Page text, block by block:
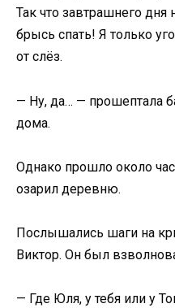
Так что завтрашнего дня
брысь спать! Я только
от слёз.
— Ну, да… — прошептала
дома.
Однако прошло около
озарил деревню.
Послышались шаги на
Виктор. Он был
— Где Юля, у тебя или у